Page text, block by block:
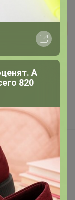
Реклама
А
820